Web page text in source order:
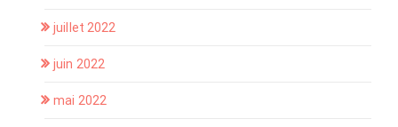
juillet 2022
juin 2022
mai 2022